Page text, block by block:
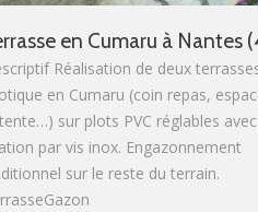
en Cumaru à Nantes
Réalisation de deux
en Cumaru (coin repas,
sur plots PVC réglables avec
par vis inox. Engazonnement
sur le reste du terrain.